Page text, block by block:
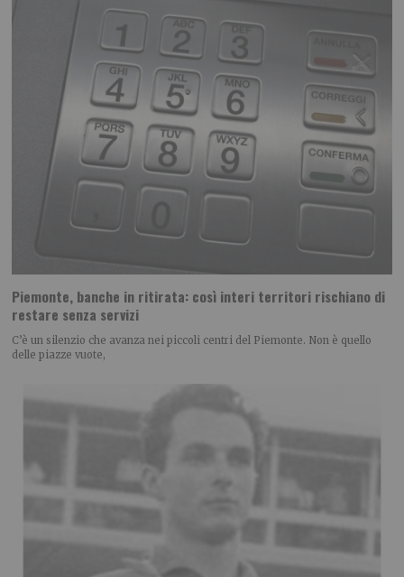
Piemonte, banche in ritirata: così interi territori rischiano di
restare senza servizi
C’è un silenzio che avanza nei piccoli centri del Piemonte. Non è quello
delle piazze vuote,